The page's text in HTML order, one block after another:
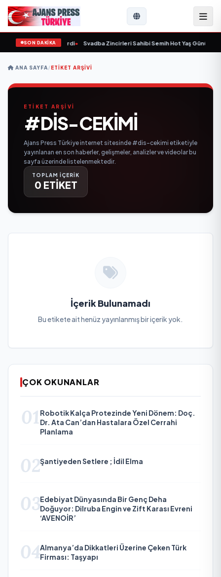
SON DAKİKA
yaşında yaşamını yitirdi• Svadba Zincirleri Sahibi Semih Hot Yaş Gününü
ANA SAYFA/ETIKET ARŞIVI
ETİKET ARŞİVİ
#DIS-CEKIMI
Ajans Press Türkiye internet sitesinde #dis-cekimi etiketiyle
yayınlanan en son haberler, gelişmeler, analizler ve videolar bu
sayfa üzerinde listelenmektedir.
TOPLAM İÇERİK
0 ETİKET
İçerik Bulunamadı
Bu etikete ait henüz yayınlanmış bir içerik yok.
ÇOK OKUNANLAR
01 Robotik Kalça Protezinde Yeni Dönem: Doç.
Dr. Ata Can’dan Hastalara Özel Cerrahi
Planlama
02Şantiyeden Setlere ; İdil Elma
03Edebiyat Dünyasında Bir Genç Deha
Doğuyor: Dilruba Engin ve Zift Karası Evreni
‘AVENOİR’
04Almanya’da Dikkatleri Üzerine Çeken Türk
Firması: Taşyapı